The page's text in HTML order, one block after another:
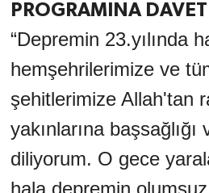
PROGRAMINA DAVET
“Depremin 23.yılında
hemşehrilerimize ve
şehitlerimize Allah'tan
yakınlarına başsağlığı
diliyorum. O gece